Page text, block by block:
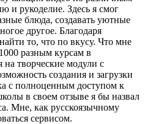
и рукоделие. Здесь я смог
блюда, создавать уютные
другое. Благодаря
то, что по вкусу. Что мне
разным курсам в
на творческие модули с
создания и загрузки
с полноценным доступом к
в своем отзыве я бы назвал
Мне, как русскоязычному
сервисом.